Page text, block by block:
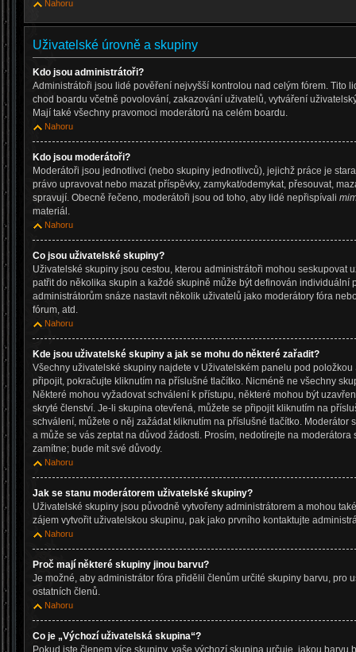
Nahoru
Uživatelské úrovně a skupiny
Kdo jsou administrátoři?
Administrátoři jsou lidé pověření nejvyšší kontrolou nad celým fórem. Tito
chod boardu včetně povolování, zakazování uživatelů, vytváření
Mají také všechny pravomoci moderátorů na celém boardu.
Nahoru
Kdo jsou moderátoři?
Moderátoři jsou jednotlivci (nebo skupiny jednotlivců), jejichž práce je
právo upravovat nebo mazat příspěvky, zamykat/odemykat, přesouvat,
spravují. Obecně řečeno, moderátoři jsou od toho, aby lidé nepřispívali
materiál.
Nahoru
Co jsou uživatelské skupiny?
Uživatelské skupiny jsou cestou, kterou administrátoři mohou seskupovat
patřit do několika skupin a každé skupině může být definován individuální
administrátorům snáze nastavit několik uživatelů jako moderátory fóra
fórum, atd.
Nahoru
Kde jsou uživatelské skupiny a jak se mohu do některé zařadit?
Všechny uživatelské skupiny najdete v Uživatelském panelu pod
připojit, pokračujte kliknutím na příslušné tlačítko. Nicméně ne všechny
Některé mohou vyžadovat schválení k přístupu, některé mohou být
skryté členství. Je-li skupina otevřená, můžete se připojit kliknutím na
schválení, můžete o něj zažádat kliknutím na příslušné tlačítko. Moderátor
a může se vás zeptat na důvod žádosti. Prosím, nedotírejte na moderátora
zamítne; bude mít své důvody.
Nahoru
Jak se stanu moderátorem uživatelské skupiny?
Uživatelské skupiny jsou původně vytvořeny administrátorem a mohou
zájem vytvořit uživatelskou skupinu, pak jako prvního kontaktujte
Nahoru
Proč mají některé skupiny jinou barvu?
Je možné, aby administrátor fóra přidělil členům určité skupiny barvu, pro
ostatních členů.
Nahoru
Co je „Výchozí uživatelská skupina“?
Pokud jste členem více skupiny, vaše výchozí skupina určuje, jakou barvu